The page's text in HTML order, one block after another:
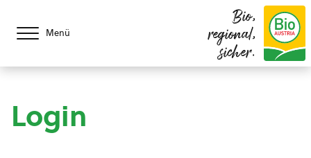
Menü
Bio,
regional,
sicher.
Login